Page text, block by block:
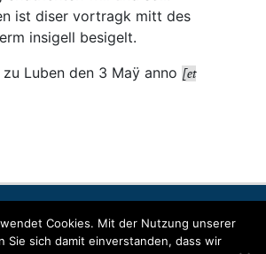
Cookies. Mit der Nutzung unserer
Sie sich damit einverstanden, dass wir